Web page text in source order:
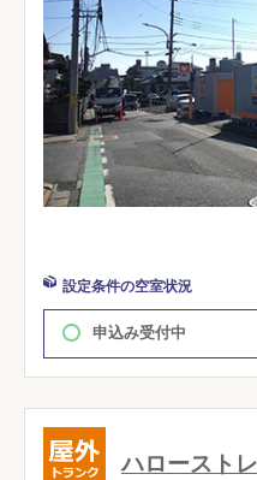
設定条件の空室状況
申込み受付中
ハロースト